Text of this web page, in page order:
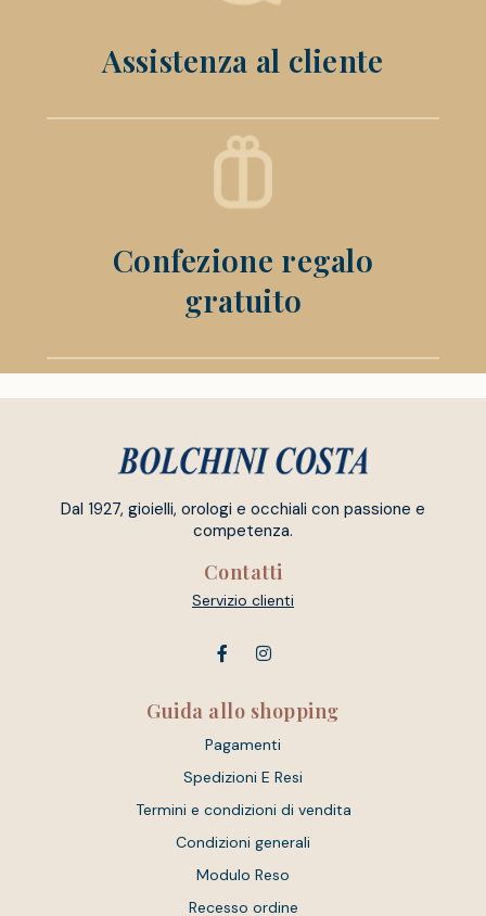
Assistenza al cliente
Confezione regalo
gratuito
Dal 1927, gioielli, orologi e occhiali con passione e
competenza.
Contatti
Servizio clienti
Guida allo shopping
Pagamenti
Spedizioni E Resi
Termini e condizioni di vendita
Condizioni generali
Modulo Reso
Recesso ordine